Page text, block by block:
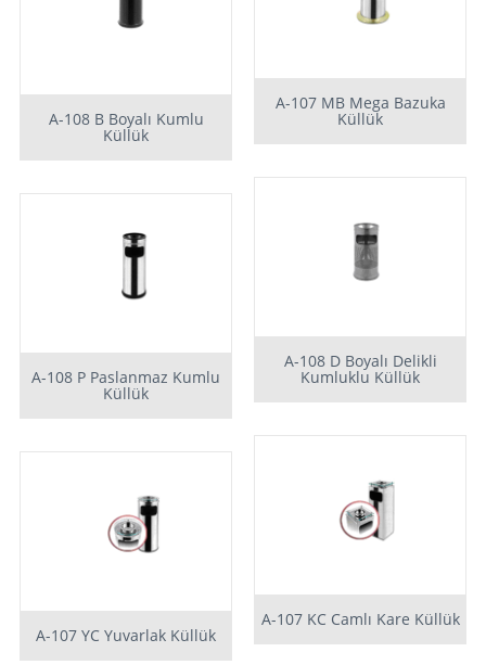
A-107 MB Mega Bazuka
Küllük
A-108 B Boyalı Kumlu
Küllük
A-108 D Boyalı Delikli
Kumluklu Küllük
A-108 P Paslanmaz Kumlu
Küllük
A-107 KC Camlı Kare Küllük
A-107 YC Yuvarlak Küllük